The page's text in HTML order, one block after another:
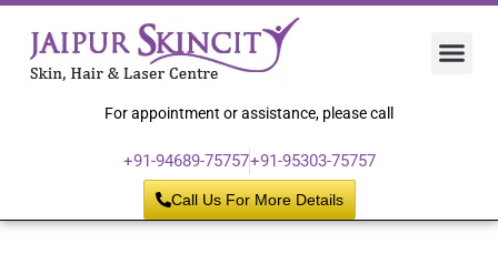
For appointment or assistance, please call
+91-94689-75757+91-95303-75757
Call Us For More Details